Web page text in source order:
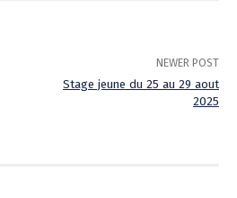
NEWER POST
Stage jeune du 25 au 29 aout
2025